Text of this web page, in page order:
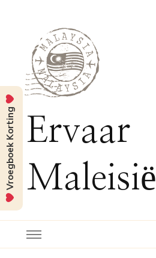
Ervaar
Maleisië
Vroegboek Korting